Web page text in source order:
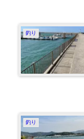
釣り
釣り